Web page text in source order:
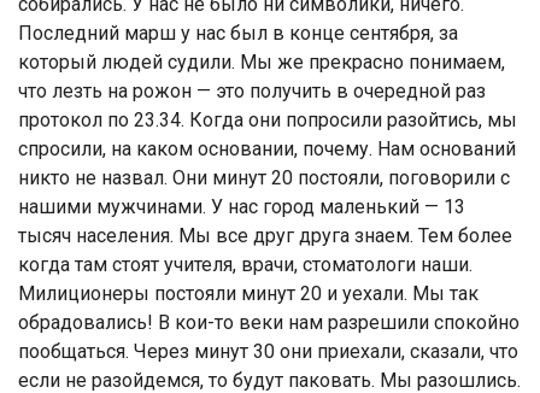
Последний марш у нас был в конце сентября, за
который людей судили. Мы же прекрасно понимаем,
что лезть на рожон — это получить в очередной раз
протокол по 23.34. Когда они попросили разойтись, мы
спросили, на каком основании, почему. Нам оснований
никто не назвал. Они минут 20 постояли, поговорили с
нашими мужчинами. У нас город маленький — 13
тысяч населения. Мы все друг друга знаем. Тем более
когда там стоят учителя, врачи, стоматологи наши.
Милиционеры постояли минут 20 и уехали. Мы так
обрадовались! В кои-то веки нам разрешили спокойно
пообщаться. Через минут 30 они приехали, сказали, что
если не разойдемся, то будут паковать. Мы разошлись.